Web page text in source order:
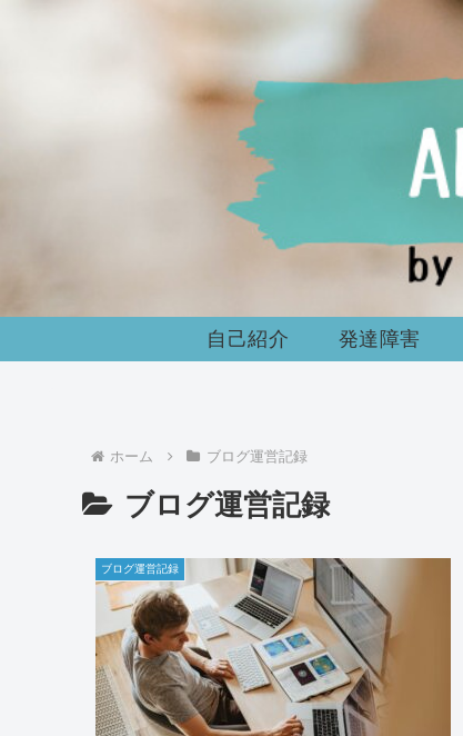
自己紹介 発達障害
ホーム ブログ運営記録
ブログ運営記録
ブログ運営記録